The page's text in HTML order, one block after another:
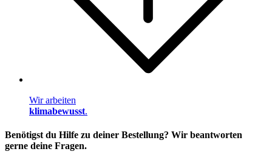
Wir arbeiten
klimabewusst.
Benötigst du Hilfe zu deiner Bestellung? Wir beantworten
gerne deine Fragen.